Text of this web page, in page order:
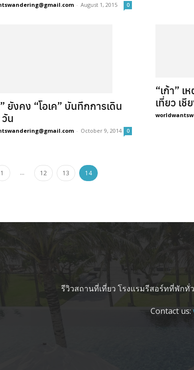
- August 1, 2015 0
ยังคง “โอเค” บันทึกการเดิน
น
- October 9, 2014 0
“เก้า”
เที่ยว เ
1 ... 12 13 14
รีวิวสถานที่เที่ยว โรงแรมรีสอร์ทที่พักทั่
Contact us: